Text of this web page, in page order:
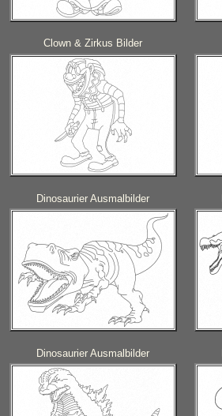
Clown & Zirkus Bilder
Dinosaurier Ausmalbilder
Dinosaurier Ausmalbilder